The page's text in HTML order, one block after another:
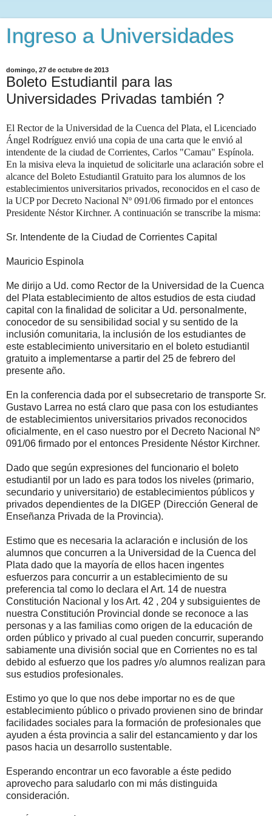
Ingreso a Universidades
domingo, 27 de octubre de 2013
Boleto Estudiantil para las
Universidades Privadas también ?
El Rector de la Universidad de la Cuenca del Plata, el Licenciado
Ángel Rodríguez envió una copia de una carta que le envió al
intendente de la ciudad de Corrientes, Carlos "Camau" Espínola.
En la misiva eleva la inquietud de solicitarle una aclaración sobre el
alcance del Boleto Estudiantil Gratuito para los alumnos de los
establecimientos universitarios privados, reconocidos en el caso de
la UCP por Decreto Nacional Nº 091/06 firmado por el entonces
Presidente Néstor Kirchner. A continuación se transcribe la misma:
Sr. Intendente de la Ciudad de Corrientes Capital
Mauricio Espinola
Me dirijo a Ud. como Rector de la Universidad de la Cuenca
del Plata establecimiento de altos estudios de esta ciudad
capital con la finalidad de solicitar a Ud. personalmente,
conocedor de su sensibilidad social y su sentido de la
inclusión comunitaria, la inclusión de los estudiantes de
este establecimiento universitario en el boleto estudiantil
gratuito a implementarse a partir del 25 de febrero del
presente año.
En la conferencia dada por el subsecretario de transporte Sr.
Gustavo Larrea no está claro que pasa con los estudiantes
de establecimientos universitarios privados reconocidos
oficialmente, en el caso nuestro por el Decreto Nacional Nº
091/06 firmado por el entonces Presidente Néstor Kirchner.
Dado que según expresiones del funcionario el boleto
estudiantil por un lado es para todos los niveles (primario,
secundario y universitario) de establecimientos públicos y
privados dependientes de la DIGEP (Dirección General de
Enseñanza Privada de la Provincia).
Estimo que es necesaria la aclaración e inclusión de los
alumnos que concurren a la Universidad de la Cuenca del
Plata dado que la mayoría de ellos hacen ingentes
esfuerzos para concurrir a un establecimiento de su
preferencia tal como lo declara el Art. 14 de nuestra
Constitución Nacional y los Art. 42 , 204 y subsiguientes de
nuestra Constitución Provincial donde se reconoce a las
personas y a las familias como origen de la educación de
orden público y privado al cual pueden concurrir, superando
sabiamente una división social que en Corrientes no es tal
debido al esfuerzo que los padres y/o alumnos realizan para
sus estudios profesionales.
Estimo yo que lo que nos debe importar no es de que
establecimiento público o privado provienen sino de brindar
facilidades sociales para la formación de profesionales que
ayuden a ésta provincia a salir del estancamiento y dar los
pasos hacia un desarrollo sustentable.
Esperando encontrar un eco favorable a éste pedido
aprovecho para saludarlo con mi más distinguida
consideración.